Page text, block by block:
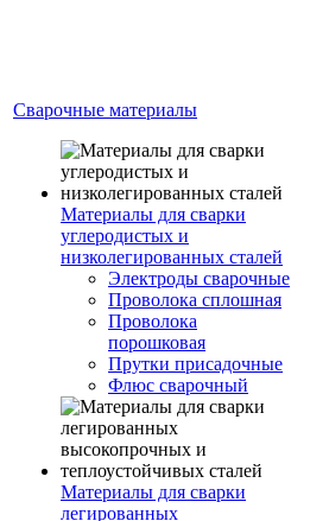
Сварочные материалы
Материалы для сварки
углеродистых и
низколегированных сталей
Электроды сварочные
Проволока сплошная
Проволока
порошковая
Прутки присадочные
Флюс сварочный
Материалы для сварки
легированных